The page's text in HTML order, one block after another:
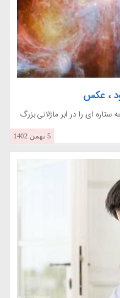
، عکس
ای را در ابر ماژلانی بزرگ
5 بهمن 1402